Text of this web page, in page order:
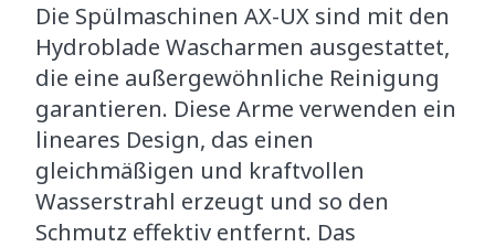
Die Spülmaschinen AX-UX sind mit den
Hydroblade Wascharmen ausgestattet,
die eine außergewöhnliche Reinigung
garantieren. Diese Arme verwenden ein
lineares Design, das einen
gleichmäßigen und kraftvollen
Wasserstrahl erzeugt und so den
Schmutz effektiv entfernt. Das